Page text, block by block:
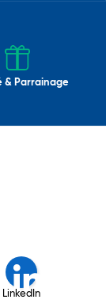
& Parrainage
LinkedIn